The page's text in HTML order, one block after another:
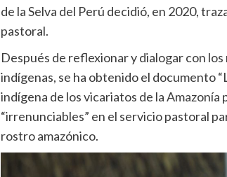
de la Selva del Perú decidió, en 2020,
pastoral.
Después de reflexionar y dialogar con
indígenas, se ha obtenido el documento
indígena de los vicariatos de la Amazonía
“irrenunciables” en el servicio pastoral
rostro amazónico.